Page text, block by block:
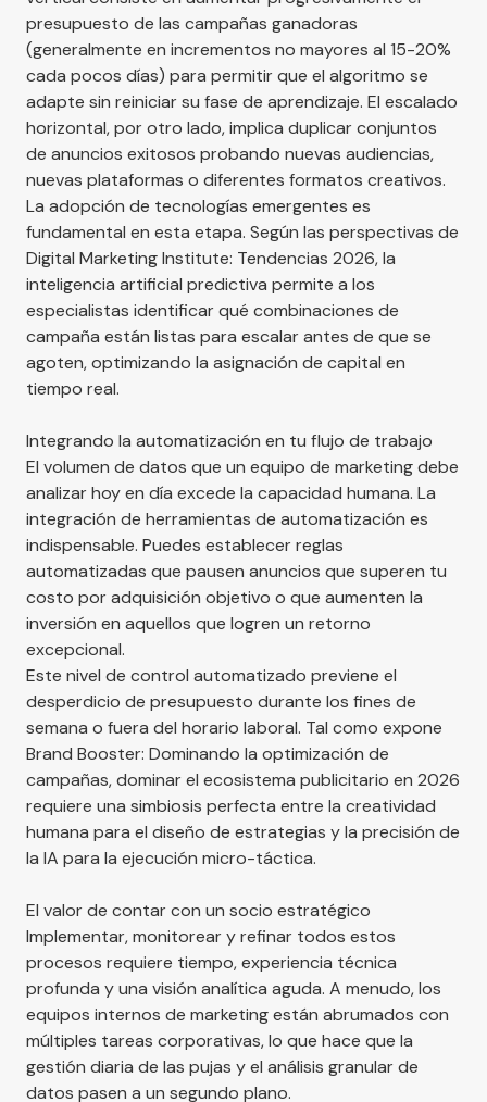
presupuesto de las campañas ganadoras
(generalmente en incrementos no mayores al 15-20%
cada pocos días) para permitir que el algoritmo se
adapte sin reiniciar su fase de aprendizaje. El escalado
horizontal, por otro lado, implica duplicar conjuntos
de anuncios exitosos probando nuevas audiencias,
nuevas plataformas o diferentes formatos creativos.
La adopción de tecnologías emergentes es
fundamental en esta etapa. Según las perspectivas de
Digital Marketing Institute: Tendencias 2026, la
inteligencia artificial predictiva permite a los
especialistas identificar qué combinaciones de
campaña están listas para escalar antes de que se
agoten, optimizando la asignación de capital en
tiempo real.
Integrando la automatización en tu flujo de trabajo
El volumen de datos que un equipo de marketing debe
analizar hoy en día excede la capacidad humana. La
integración de herramientas de automatización es
indispensable. Puedes establecer reglas
automatizadas que pausen anuncios que superen tu
costo por adquisición objetivo o que aumenten la
inversión en aquellos que logren un retorno
excepcional.
Este nivel de control automatizado previene el
desperdicio de presupuesto durante los fines de
semana o fuera del horario laboral. Tal como expone
Brand Booster: Dominando la optimización de
campañas, dominar el ecosistema publicitario en 2026
requiere una simbiosis perfecta entre la creatividad
humana para el diseño de estrategias y la precisión de
la IA para la ejecución micro-táctica.
El valor de contar con un socio estratégico
Implementar, monitorear y refinar todos estos
procesos requiere tiempo, experiencia técnica
profunda y una visión analítica aguda. A menudo, los
equipos internos de marketing están abrumados con
múltiples tareas corporativas, lo que hace que la
gestión diaria de las pujas y el análisis granular de
datos pasen a un segundo plano.